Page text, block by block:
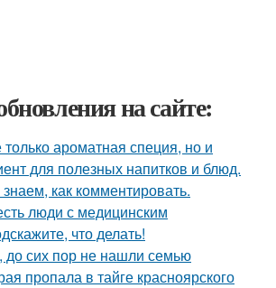
на сайте:
ароматная специя, но и
для полезных напитков и блюд.
как комментировать.
люди с медицинским
что делать!
до сих пор не нашли семью
пропала в тайге красноярского